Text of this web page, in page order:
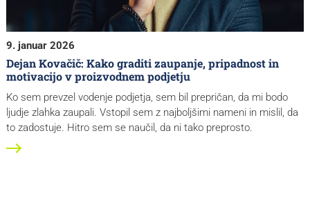
9. januar 2026
Dejan Kovačič: Kako graditi zaupanje, pripadnost in
motivacijo v proizvodnem podjetju
Ko sem prevzel vodenje podjetja, sem bil prepričan, da mi bodo
ljudje zlahka zaupali. Vstopil sem z najboljšimi nameni in mislil, da
to zadostuje. Hitro sem se naučil, da ni tako preprosto.